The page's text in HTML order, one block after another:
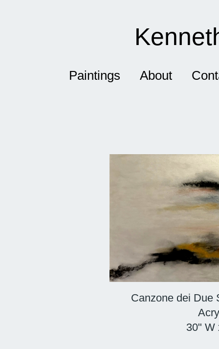
Paintings About
Canzone dei Due
30" W